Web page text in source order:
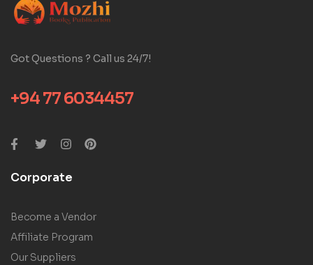
Got Questions ? Call us 24/7!
+94 77 6034457
Corporate
Become a Vendor
Affiliate Program
Our Suppliers